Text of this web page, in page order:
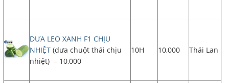
DƯA LEO XANH F1 CHỊU
NHIỆT (dưa chuột thái chịu
nhiệt) – 10,000
10H 10,000 Thái Lan